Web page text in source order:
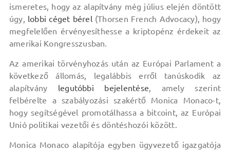
ismeretes, hogy az alapítvány még július elején döntött
úgy, lobbi céget bérel (Thorsen French Advocacy), hogy
megfelelően érvényesíthesse a kriptopénz érdekeit az
amerikai Kongresszusban.
Az amerikai törvényhozás után az Európai Parlament a
következő állomás, legalábbis erről tanúskodik az
alapítvány legutóbbi bejelentése, amely szerint
felbérelte a szabályozási szakértő Monica Monaco-t,
hogy segítségével promotálhassa a bitcoint, az Európai
Unió politikai vezetői és döntéshozói között.
Monica Monaco alapítója egyben ügyvezető igazgatója